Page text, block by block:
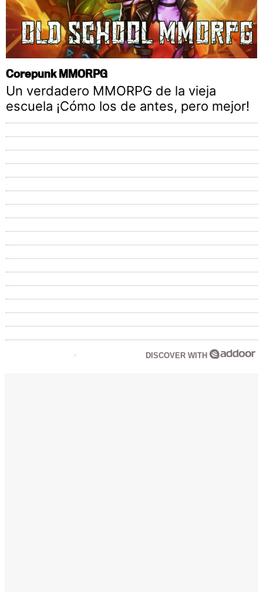
Corepunk MMORPG
Un verdadero MMORPG de la vieja
escuela ¡Cómo los de antes, pero mejor!
DISCOVER WITH